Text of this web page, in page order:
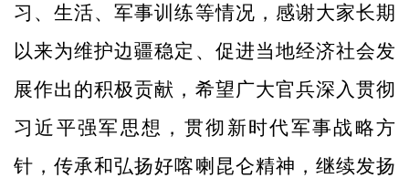
习、生活、军事训练等情况，感谢大家长期
以来为维护边疆稳定、促进当地经济社会发
展作出的积极贡献，希望广大官兵深入贯彻
习近平强军思想，贯彻新时代军事战略方
针，传承和弘扬好喀喇昆仑精神，继续发扬